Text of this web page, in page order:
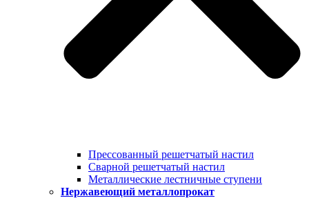
Прессованный решетчатый настил
Сварной решетчатый настил
Металлические лестничные ступени
Нержавеющий металлопрокат